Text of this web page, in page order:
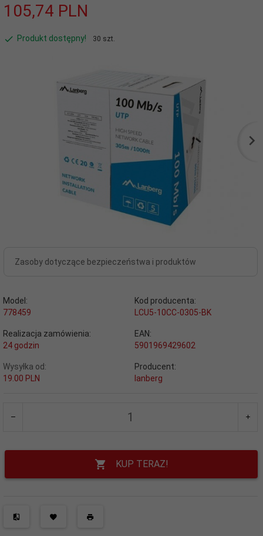
105,74 PLN
Produkt dostępny! 30 szt.
Zasoby dotyczące bezpieczeństwa i produktów
Model:
778459
Kod producenta:
LCU5-10CC-0305-BK
Realizacja zamówienia:
24 godzin
EAN:
5901969429602
Wysyłka od:
19.00 PLN
Producent:
lanberg
KUP TERAZ!